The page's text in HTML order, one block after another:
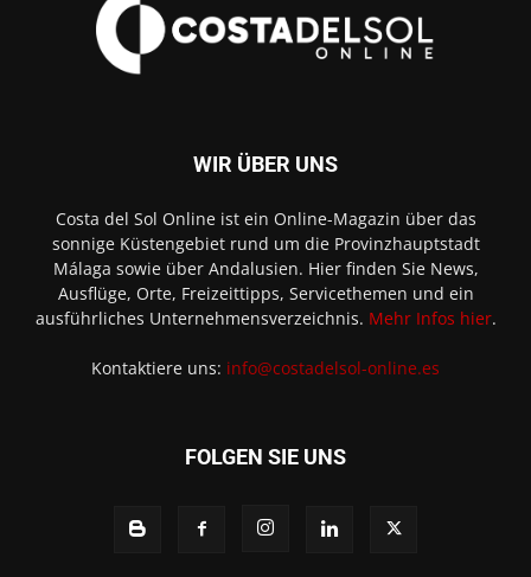
WIR ÜBER UNS
Costa del Sol Online ist ein Online-Magazin über das
sonnige Küstengebiet rund um die Provinzhauptstadt
Málaga sowie über Andalusien. Hier finden Sie News,
Ausflüge, Orte, Freizeittipps, Servicethemen und ein
ausführliches Unternehmensverzeichnis. Mehr Infos hier.
Kontaktiere uns: info@costadelsol-online.es
FOLGEN SIE UNS